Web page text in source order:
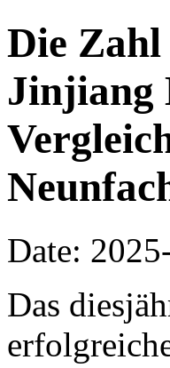
Die Zahl
Jinjiang
Date:
Das